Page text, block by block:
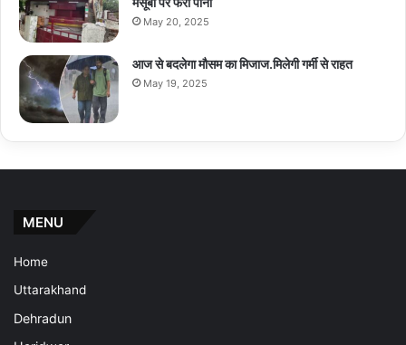
May 20, 2025
आज से बदलेगा मौसम का मिजाज.मिलेगी गर्मी से राहत
May 19, 2025
MENU
Home
Uttarakhand
Dehradun